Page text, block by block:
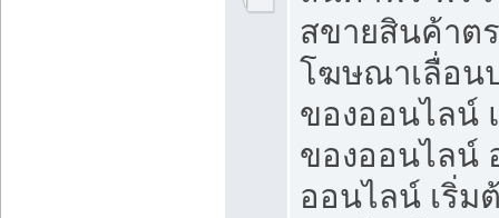
สขายสินค้าต
โฆษณาเลื่อน
ของออนไลน์
ของออนไลน์
ออนไลน์ เริ่ม